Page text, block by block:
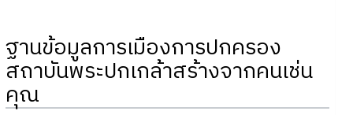
ฐานข้อมูลการเมืองการปกครอง
สถาบันพระปกเกล้าสร้างจากคนเช่น
คุณ